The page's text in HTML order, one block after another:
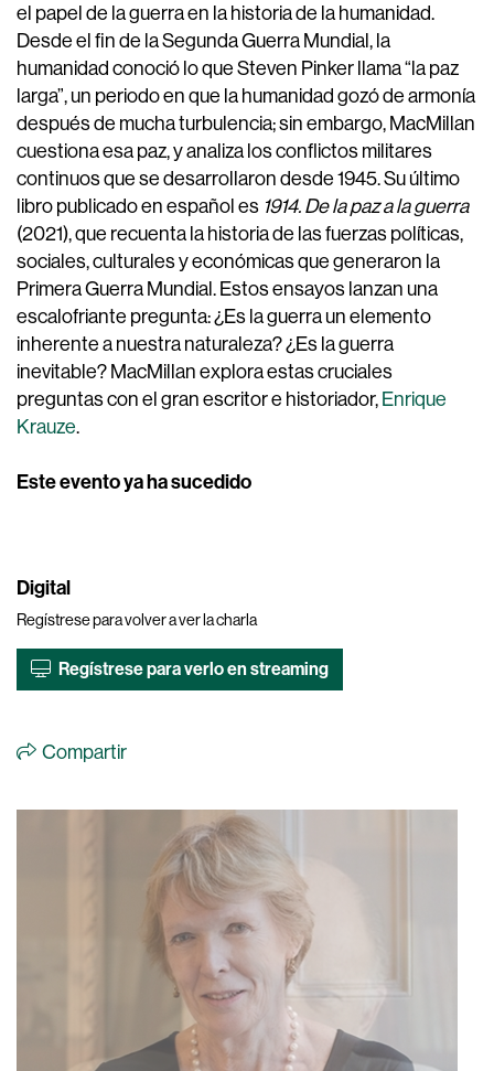
el papel de la guerra en la historia de la humanidad.
Desde el fin de la Segunda Guerra Mundial, la
humanidad conoció lo que Steven Pinker llama “la paz
larga”, un periodo en que la humanidad gozó de armonía
después de mucha turbulencia; sin embargo, MacMillan
cuestiona esa paz, y analiza los conflictos militares
continuos que se desarrollaron desde 1945. Su último
libro publicado en español es 1914. De la paz a la guerra
(2021), que recuenta la historia de las fuerzas políticas,
sociales, culturales y económicas que generaron la
Primera Guerra Mundial. Estos ensayos lanzan una
escalofriante pregunta: ¿Es la guerra un elemento
inherente a nuestra naturaleza? ¿Es la guerra
inevitable? MacMillan explora estas cruciales
preguntas con el gran escritor e historiador, Enrique
Krauze.
Este evento ya ha sucedido
Digital
Regístrese para volver a ver la charla
Regístrese para verlo en streaming
Compartir